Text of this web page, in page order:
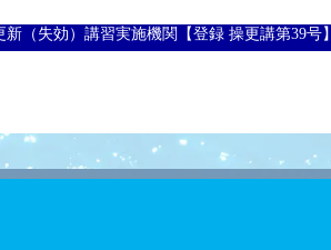
（失効）講習実施機関【登録 操更講第39号】